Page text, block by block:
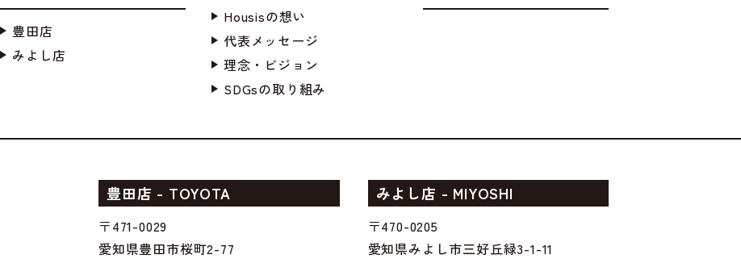
豊田店
みよし店
Housisの想い
代表メッセージ
理念・ビジョン
SDGsの取り組み
豊田店 - TOYOTA
〒471-0029
愛知県豊田市桜町2-77
みよし店 - MIYOSHI
〒470-0205
愛知県みよし市三好丘緑3-1-11